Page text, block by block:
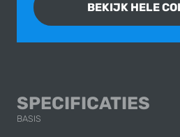
BEKIJK HELE
SPECIFICATIES
BASIS